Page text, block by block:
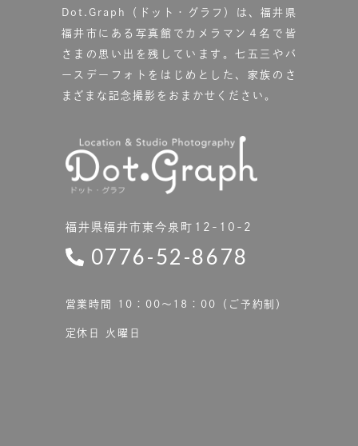
Dot.Graph（ドット・グラフ）は、福井県
福井市にある写真館で カメラマン４名で皆
さまの思い出を残しています。七五三やバ
ースデーフォトをはじめとした、家族のさ
まざまな記念撮影をおまかせください。
福井県福井市東今泉町12-10-2
0776-52-8678
営業時間 10：00〜18：00（ご予約制）
定休日 火曜日